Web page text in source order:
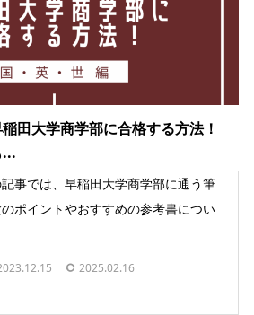
稲田大学商学部に合格する方法！
事では、早稲田大学商学部に通う筆
ポイントやおすすめの参考書につい
2025.02.16